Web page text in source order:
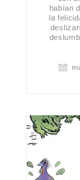
habían
la